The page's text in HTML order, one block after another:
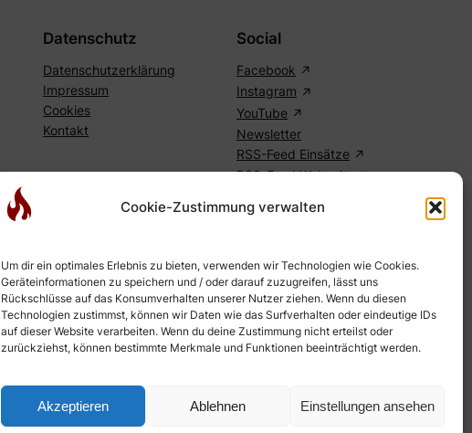
Cookie-Zustimmung verwalten
Um dir ein optimales Erlebnis zu bieten, verwenden wir Technologien wie Cookies.
Geräteinformationen zu speichern und / oder darauf zuzugreifen, lässt uns
Rückschlüsse auf das Konsumverhalten unserer Nutzer ziehen. Wenn du diesen
Technologien zustimmst, können wir Daten wie das Surfverhalten oder eindeutige IDs
auf dieser Website verarbeiten. Wenn du deine Zustimmung nicht erteilst oder
zurückziehst, können bestimmte Merkmale und Funktionen beeinträchtigt werden.
Akzeptieren Ablehnen Einstellungen ansehen
Datenschutz
Datenschutzerklärung
Impressum
Cookies
Kontakt
Social
Facebook
Instagram
YouTube
Newsletter
RSS-Feed Einsätze
RSS-Feed Webseite